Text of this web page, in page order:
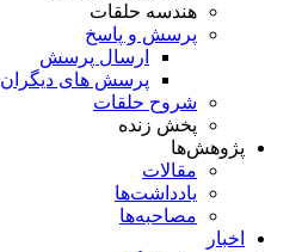
هندسه حلقات
پرسش و پاسخ
ارسال پرسش
پرسش های دیگران
شروح حلقات
پخش زنده
پژوهش‌ها
مقالات
یادداشت‌ها
مصاحبه‌ها
اخبار